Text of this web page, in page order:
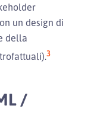
un design di
della
3
/